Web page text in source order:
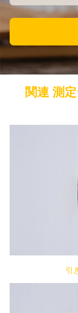
関連 測
引